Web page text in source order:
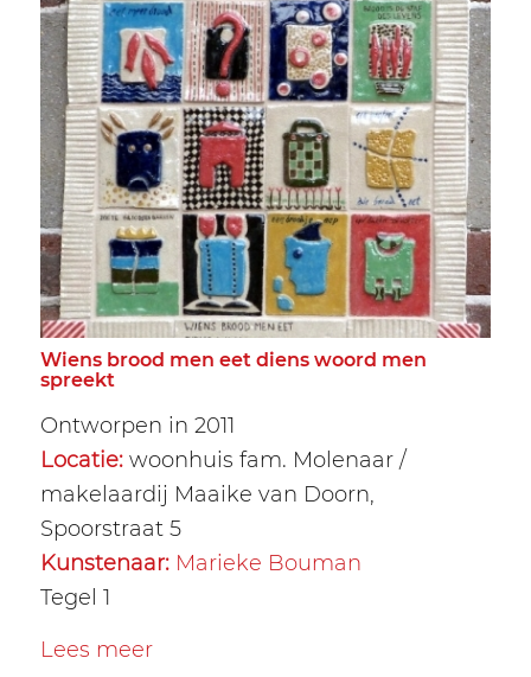
Wiens brood men eet diens woord men
spreekt
Ontworpen in 2011
Locatie:woonhuis fam. Molenaar /
makelaardij Maaike van Doorn,
Spoorstraat 5
Kunstenaar: Marieke Bouman
Tegel 1
Lees meer